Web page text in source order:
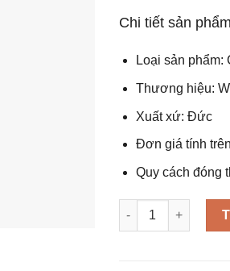
Chi tiết sản
Loại sản phẩm:
Thương hiệu:
Xuất xứ: Đức
Đơn giá tính
Quy cách đóng
Cuống tim heo